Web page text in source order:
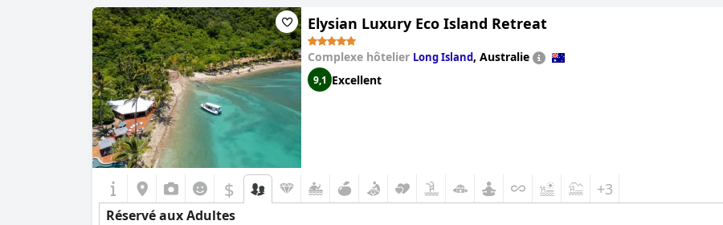
Elysian Luxury Eco Island Retreat
Complexe hôtelier Long Island, Australie
9,1 Excellent
$ +3
Réservé aux Adultes